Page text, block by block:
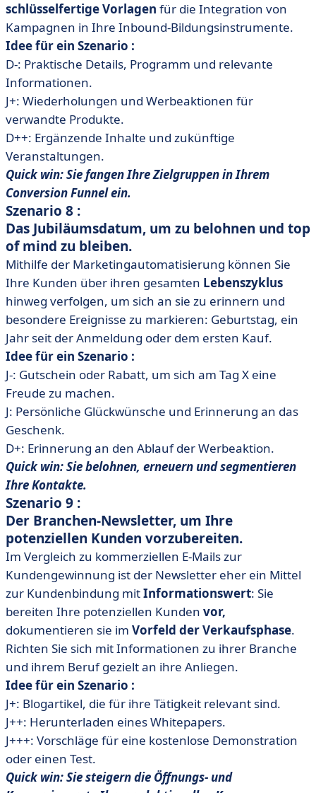
schlüsselfertige Vorlagen für die Integration von
Kampagnen in Ihre Inbound-Bildungsinstrumente.
Idee für ein Szenario :
D-: Praktische Details, Programm und relevante
Informationen.
J+: Wiederholungen und Werbeaktionen für
verwandte Produkte.
D++: Ergänzende Inhalte und zukünftige
Veranstaltungen.
Quick win: Sie fangen Ihre Zielgruppen in Ihrem
Conversion Funnel ein.
Szenario 8 :
Das Jubiläumsdatum, um zu belohnen und top
of mind zu bleiben.
Mithilfe der Marketingautomatisierung können Sie
Ihre Kunden über ihren gesamten Lebenszyklus
hinweg verfolgen, um sich an sie zu erinnern und
besondere Ereignisse zu markieren: Geburtstag, ein
Jahr seit der Anmeldung oder dem ersten Kauf.
Idee für ein Szenario :
J-: Gutschein oder Rabatt, um sich am Tag X eine
Freude zu machen.
J: Persönliche Glückwünsche und Erinnerung an das
Geschenk.
D+: Erinnerung an den Ablauf der Werbeaktion.
Quick win: Sie belohnen, erneuern und segmentieren
Ihre Kontakte.
Szenario 9 :
Der Branchen-Newsletter, um Ihre
potenziellen Kunden vorzubereiten.
Im Vergleich zu kommerziellen E-Mails zur
Kundengewinnung ist der Newsletter eher ein Mittel
zur Kundenbindung mitInformationswert: Sie
bereiten Ihre potenziellen Kunden vor,
dokumentieren sie im Vorfeld der Verkaufsphase.
Richten Sie sich mit Informationen zu ihrer Branche
und ihrem Beruf gezielt an ihre Anliegen.
Idee für ein Szenario :
J+: Blogartikel, die für ihre Tätigkeit relevant sind.
J++: Herunterladen eines Whitepapers.
J+++: Vorschläge für eine kostenlose Demonstration
oder einen Test.
Quick win: Sie steigern die Öffnungs- und